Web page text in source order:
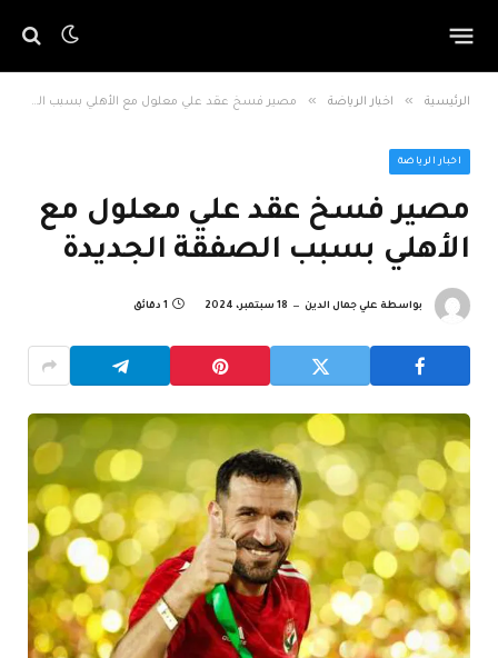
الرئيسية » اخبار الرياضة » مصير فسخ عقد علي معلول مع الأهلي بسبب الصفقة الجديدة
اخبار الرياضة
مصير فسخ عقد علي معلول مع
الأهلي بسبب الصفقة الجديدة
بواسطة علي جمال الدين 18 سبتمبر، 2024 1 دقائق